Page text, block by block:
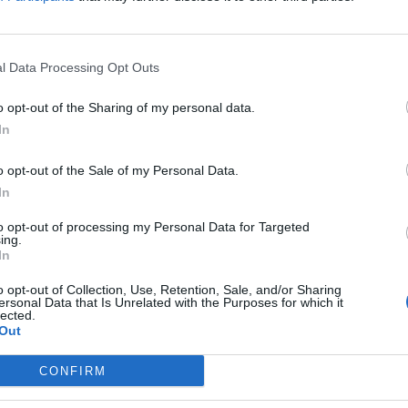
Data Processing Opt Outs
opt-out of the Sharing of my personal data.
opt-out of the Sale of my Personal Data.
opt-out of processing my Personal Data for Targeted
opt-out of Collection, Use, Retention, Sale, and/or Sharing
Data that Is Unrelated with the Purposes for which it
CONFIRM
за да одлучат за предлогот населението
Овој потег го поддржа десничарската
како „иницијатива за одржливост“
врз домувањето, јавните услуги и
сите други поголеми партии, деловните
„иницијатива за хаос“, тврдејќи дека ќе
кадар. Швајцарија инаку има над